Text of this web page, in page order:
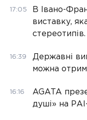
17:05
В Івано-
виставку,
16:39
Державні
можна
16:16
AGATA
душі» на